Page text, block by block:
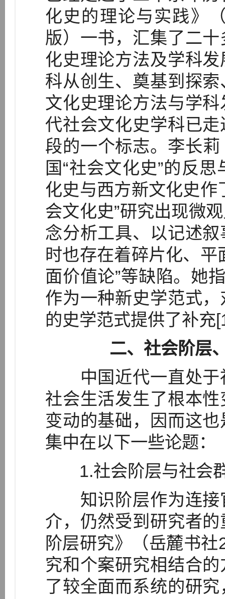
化史的理论与实践》
版）一书，汇集了二
化史理论方法及学科
科从创生、奠基到探
文化史理论方法与学
代社会文化史学科已
段的一个标志。李长
国“社会文化史”的反
化史与西方新文化史作
会文化史”研究出现微
念分析工具、以记述
时也存在着碎片化、平
面价值论”等缺陷。她
作为一种新史学范式
的史学范式提供了补充
二、社会阶层
中国近代一直处于
社会生活发生了根本
变动的基础，因而这
集中在以下一些论题：
1.社会阶层与社会
知识阶层作为连接
介，仍然受到研究者
阶层研究》（岳麓书
究和个案研究相结合
了较全面而系统的研